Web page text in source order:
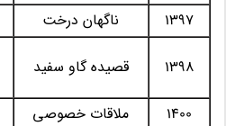
1397
ناگهان درخت
1398 قصیده گاو سفید
1400
ملاقات خصوصی